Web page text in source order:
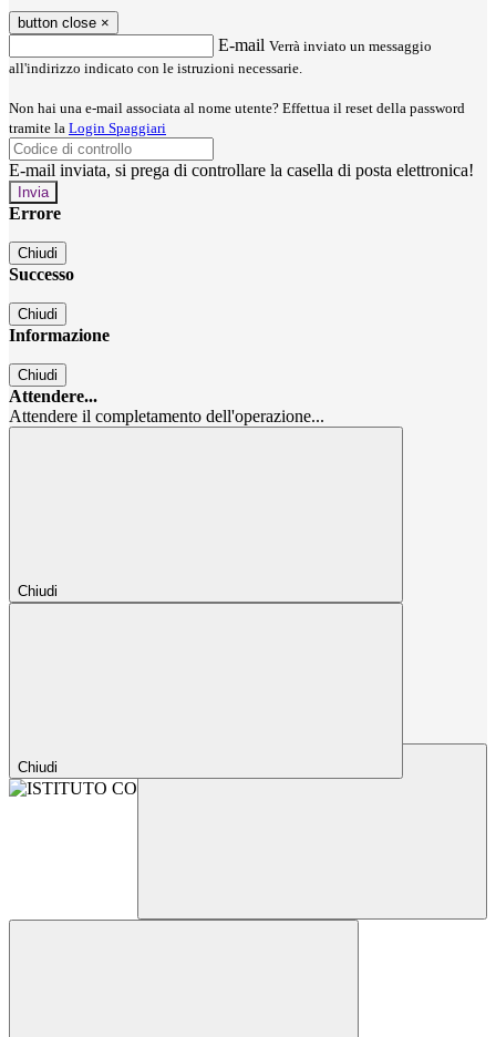
button close ×
E-mail Verrà inviato un messaggio
all'indirizzo indicato con le istruzioni necessarie.
Non hai una e-mail associata al nome utente? Effettua il reset della password
tramite la Login Spaggiari
E-mail inviata, si prega di controllare la casella di posta elettronica!
Errore
Chiudi
Successo
Chiudi
Informazione
Chiudi
Attendere...
Attendere il completamento dell'operazione...
Chiudi
Chiudi